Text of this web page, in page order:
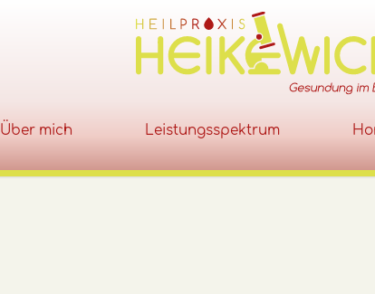
Über mich Leistungsspektrum